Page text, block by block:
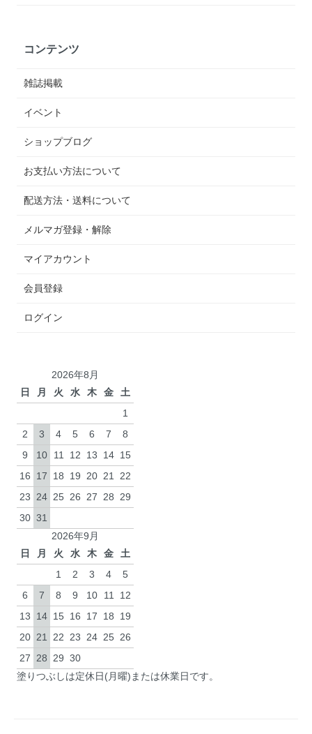
コンテンツ
雑誌掲載
イベント
ショップブログ
お支払い方法について
配送方法・送料について
メルマガ登録・解除
マイアカウント
会員登録
ログイン
2026年8月
日
月 火 水 木 金
土
1
2
3 4 5 6 7
8
9
10 11 12 13 14 15
16
17 18 19 20 21
22
23
24 25 26 27 28
29
30 31
2026年9月
日
月 火 水 木 金
土
1
2 3 4
5
6
7 8 9 10 11
12
13
14 15 16 17 18
19
20 21 22 23 24 25 26
27
28 29 30
塗りつぶしは定休日(月曜)または休業日です。